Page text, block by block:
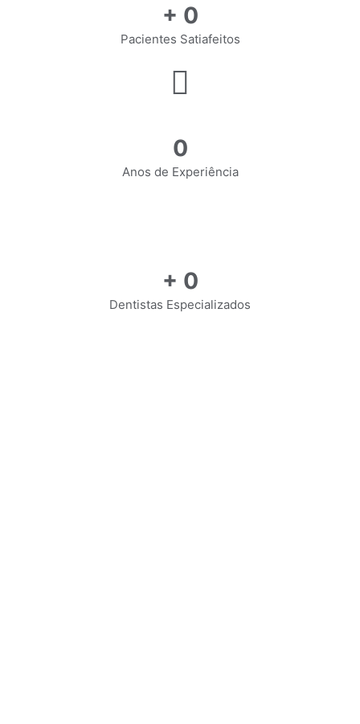
+ 0
Pacientes Satiafeitos
0
Anos de Experiência
+ 0
Dentistas Especializados